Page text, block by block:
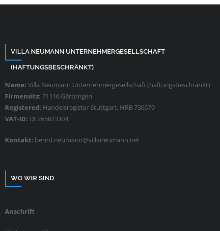
VILLA NEUMANN UNTERNEHMERGESELLSCHAFT
(HAFTUNGSBESCHRÄNKT)
Name: Villa Neumann Unternehmergesellschaft (haftungsbeschränkt)
Firmensitz: 71116 Gärtringen
Registered: Handelsregister Stuttgart, HRB 730579
VAT-ID: DE265823304
Kontakt: bernd.neumann@villaneumann.net
WO WIR SIND
Anschrift